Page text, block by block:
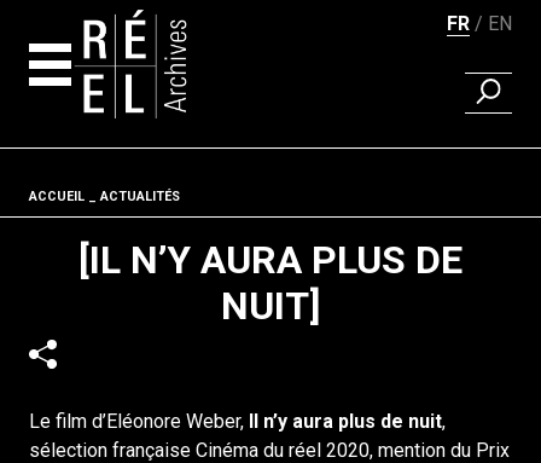
FR EN
Fil d'ariane
ACCUEIL ACTUALITÉS
[IL N’Y AURA PLUS DE
NUIT]
Le film d’Eléonore Weber, Il n’y aura plus de nuit,
sélection française Cinéma du réel 2020, mention du Prix